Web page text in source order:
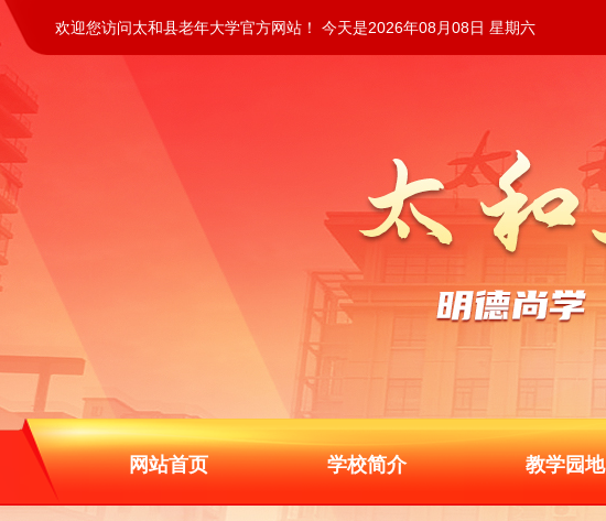
欢迎您访问太和县老年大学官方网站！ 今天是2026年08月08日 星期六
网站首页 学校简介 教学园地